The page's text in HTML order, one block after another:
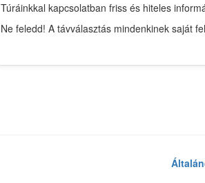
Túráinkkal kapcsolatban friss és hiteles
Ne feledd! A távválasztás mindenkinek saját